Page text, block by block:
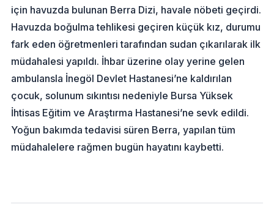
için havuzda bulunan Berra Dizi, havale nöbeti geçirdi.
Havuzda boğulma tehlikesi geçiren küçük kız, durumu
fark eden öğretmenleri tarafından sudan çıkarılarak ilk
müdahalesi yapıldı. İhbar üzerine olay yerine gelen
ambulansla İnegöl Devlet Hastanesi’ne kaldırılan
çocuk, solunum sıkıntısı nedeniyle Bursa Yüksek
İhtisas Eğitim ve Araştırma Hastanesi’ne sevk edildi.
Yoğun bakımda tedavisi süren Berra, yapılan tüm
müdahalelere rağmen bugün hayatını kaybetti.